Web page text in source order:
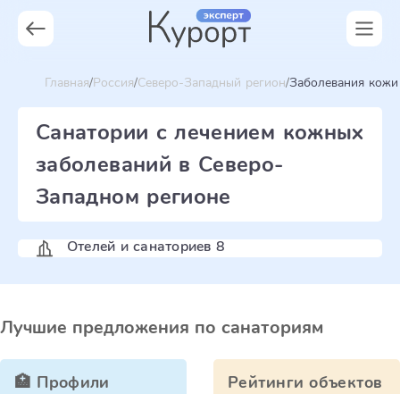
Главная Россия Северо-Западный регион Заболевания кожи
Санатории с лечением кожных
заболеваний в Северо-
Западном регионе
Отелей и санаториев 8
Лучшие предложения по санаториям
🏥 Профили
Рейтинги объектов